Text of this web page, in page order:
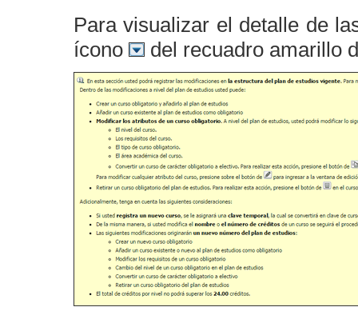
Para visualizar el detalle de
ícono
del recuadro amarillo